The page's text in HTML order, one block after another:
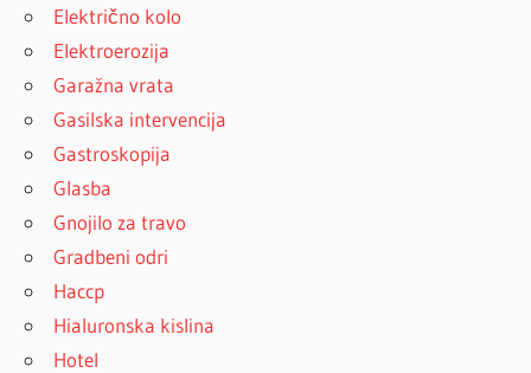
Električno kolo
Elektroerozija
Garažna vrata
Gasilska intervencija
Gastroskopija
Glasba
Gnojilo za travo
Gradbeni odri
Haccp
Hialuronska kislina
Hotel